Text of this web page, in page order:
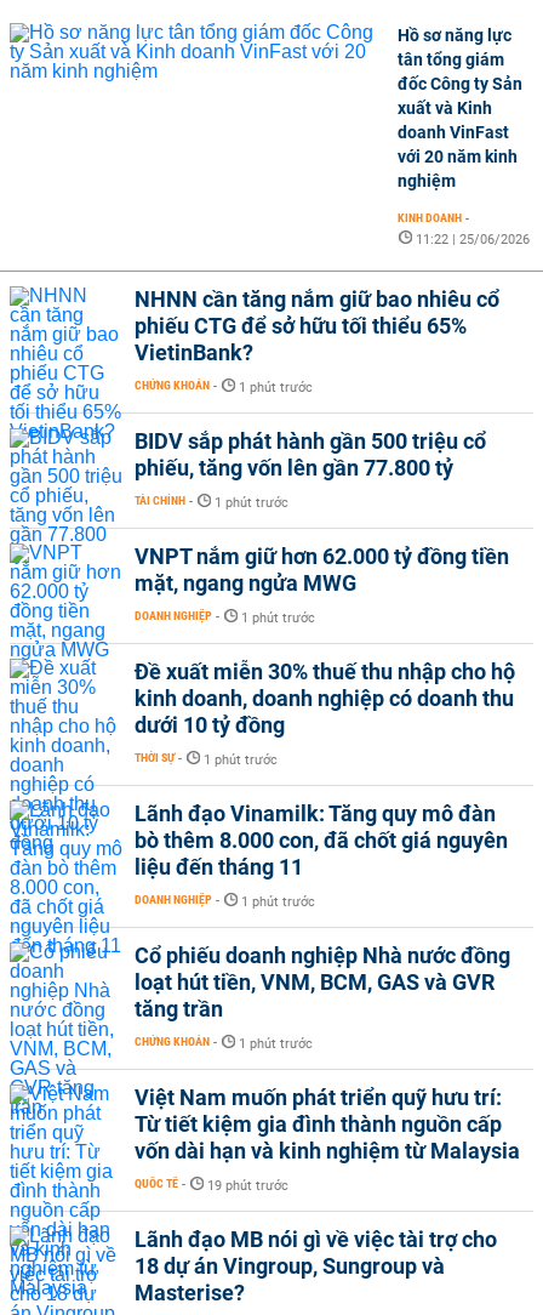
Hồ sơ năng lực
tân tổng giám
đốc Công ty Sản
xuất và Kinh
doanh VinFast
với 20 năm kinh
nghiệm
KINH DOANH -
11:22 | 25/06/2026
NHNN cần tăng nắm giữ bao nhiêu cổ
phiếu CTG để sở hữu tối thiểu 65%
VietinBank?
CHỨNG KHOÁN - 1 phút trước
BIDV sắp phát hành gần 500 triệu cổ
phiếu, tăng vốn lên gần 77.800 tỷ
TÀI CHÍNH - 1 phút trước
VNPT nắm giữ hơn 62.000 tỷ đồng tiền
mặt, ngang ngửa MWG
DOANH NGHIỆP - 1 phút trước
Đề xuất miễn 30% thuế thu nhập cho hộ
kinh doanh, doanh nghiệp có doanh thu
dưới 10 tỷ đồng
THỜI SỰ - 1 phút trước
Lãnh đạo Vinamilk: Tăng quy mô đàn
bò thêm 8.000 con, đã chốt giá nguyên
liệu đến tháng 11
DOANH NGHIỆP - 1 phút trước
Cổ phiếu doanh nghiệp Nhà nước đồng
loạt hút tiền, VNM, BCM, GAS và GVR
tăng trần
CHỨNG KHOÁN - 1 phút trước
Việt Nam muốn phát triển quỹ hưu trí:
Từ tiết kiệm gia đình thành nguồn cấp
vốn dài hạn và kinh nghiệm từ Malaysia
QUỐC TẾ - 19 phút trước
Lãnh đạo MB nói gì về việc tài trợ cho
18 dự án Vingroup, Sungroup và
Masterise?